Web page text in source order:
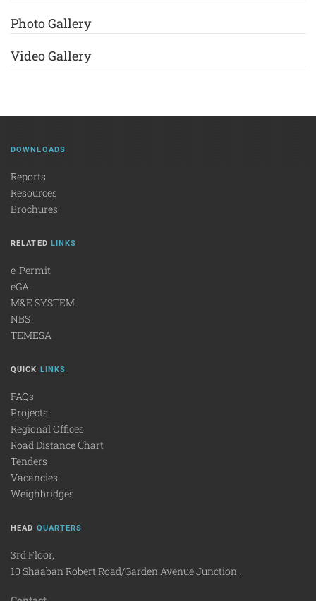
Photo Gallery
Video Gallery
DOWNLOADS
Reports
Resources
Brochures
RELATED LINKS
e-Permit
eGA
M&E SYSTEM
NBS
TEMESA
QUICK LINKS
FAQs
Projects
Regional Offices
Road Distance Chart
Tenders
Vacancies
Weighbridges
HEAD QUARTERS
3rd Floor,
10 Shaaban Robert Road/Garden Avenue Junction.